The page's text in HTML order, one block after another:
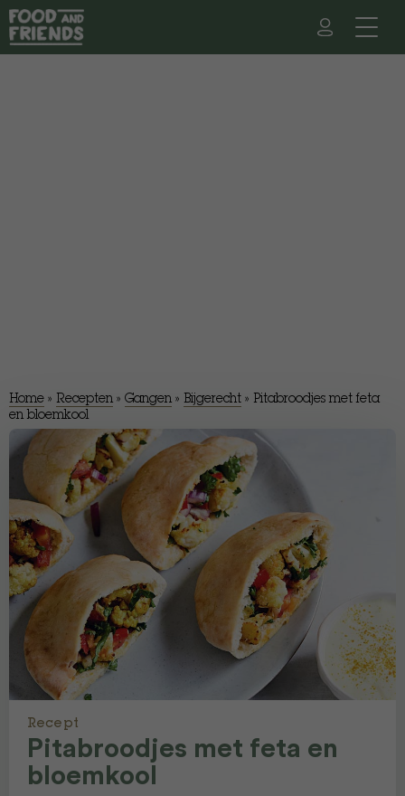
Home » Recepten » Gangen » Bijgerecht » Pitabroodjes met feta
en bloemkool
Recept
Pitabroodjes met feta en
bloemkool